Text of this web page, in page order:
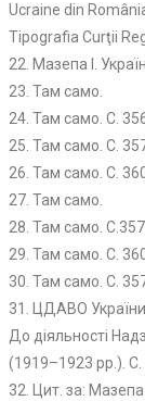
Ucraine din
Tipografia Curţii
22. Мазепа І.
23. Там само.
24. Там само. С.
25. Там само. С.
26. Там само. С.
27. Там само.
28. Там само. С.357.
29. Там само. С.
30. Там само. С.
31. ЦДАВО
До діяльності
(1919–1923 рр.). С.
32. Цит. за: Мазепа